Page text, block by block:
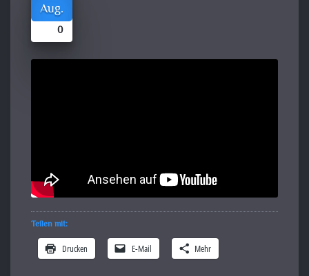
Aug.
0
Teilen mit:
Drucken E-Mail Mehr